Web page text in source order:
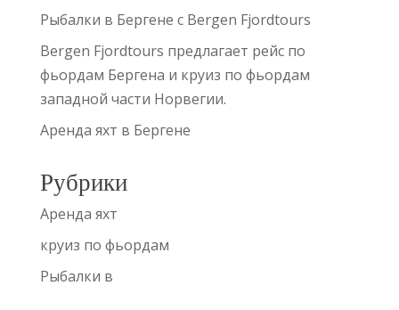
Рыбалки в Бергене с Bergen Fjordtours
Bergen Fjordtours предлагает рейс по
фьордам Бергена и круиз по фьордам
западной части Норвегии.
Аренда яхт в Бергене
Рубрики
Аренда яхт
круиз по фьордам
Рыбалки в